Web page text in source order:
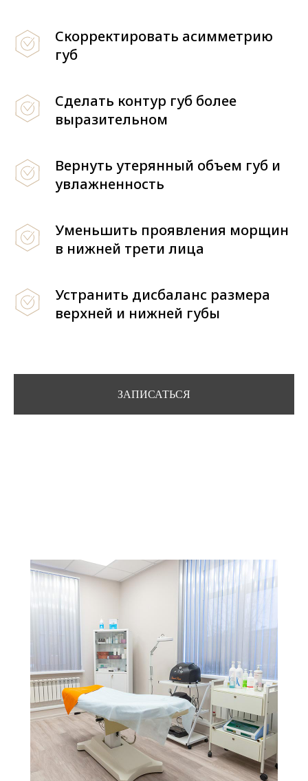
Скорректировать асимметрию
губ
Сделать контур губ более
выразительном
Вернуть утерянный объем губ и
увлажненность
Уменьшить проявления морщин
в нижней трети лица
Устранить дисбаланс размера
верхней и нижней губы
ЗАПИСАТЬСЯ